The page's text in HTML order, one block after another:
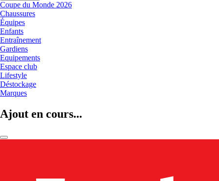
Coupe du Monde 2026
Chaussures
Équipes
Enfants
Entraînement
Gardiens
Equipements
Espace club
Lifestyle
Déstockage
Marques
Ajout en cours...